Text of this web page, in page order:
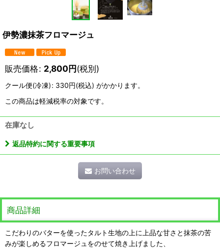
伊勢濃抹茶フロマージュ
販売価格: 2,800円(税別)
クール便(冷凍): 330円(税込) がかかります。
この商品は軽減税率の対象です。
在庫なし
返品特約に関する重要事項
お問い合わせ
商品詳細
こだわりのバターを使ったタルト生地の上に上品な甘さと抹茶の苦
みが楽しめるフロマージュをのせて焼き上げました、